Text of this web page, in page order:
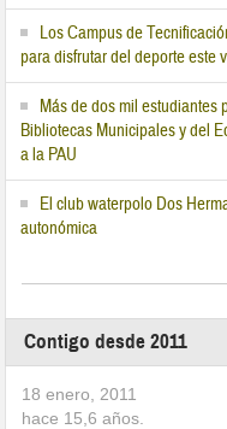
Los Campus de
para disfrutar del deporte este
Más de dos mil estudiantes
Bibliotecas Municipales y del
a la PAU
El club waterpolo Dos
autonómica
Contigo desde 2011
18 enero, 2011
hace 15,6 años.